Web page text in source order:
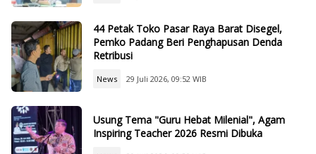
44 Petak Toko Pasar Raya Barat Disegel,
Pemko Padang Beri Penghapusan Denda
Retribusi
News 29 Juli 2026, 09:52 WIB
Usung Tema "Guru Hebat Milenial", Agam
Inspiring Teacher 2026 Resmi Dibuka